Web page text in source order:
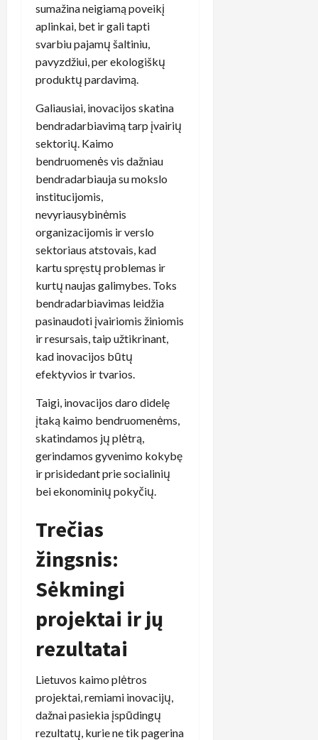
sumažina neigiamą poveikį
aplinkai, bet ir gali tapti
svarbiu pajamų šaltiniu,
pavyzdžiui, per ekologiškų
produktų pardavimą.
Galiausiai, inovacijos skatina
bendradarbiavimą tarp įvairių
sektorių. Kaimo
bendruomenės vis dažniau
bendradarbiauja su mokslo
institucijomis,
nevyriausybinėmis
organizacijomis ir verslo
sektoriaus atstovais, kad
kartu spręstų problemas ir
kurtų naujas galimybes. Toks
bendradarbiavimas leidžia
pasinaudoti įvairiomis žiniomis
ir resursais, taip užtikrinant,
kad inovacijos būtų
efektyvios ir tvarios.
Taigi, inovacijos daro didelę
įtaką kaimo bendruomenėms,
skatindamos jų plėtrą,
gerindamos gyvenimo kokybę
ir prisidedant prie socialinių
bei ekonominių pokyčių.
Trečias
žingsnis:
Sėkmingi
projektai ir jų
rezultatai
Lietuvos kaimo plėtros
projektai, remiami inovacijų,
dažnai pasiekia įspūdingų
rezultatų, kurie ne tik pagerina